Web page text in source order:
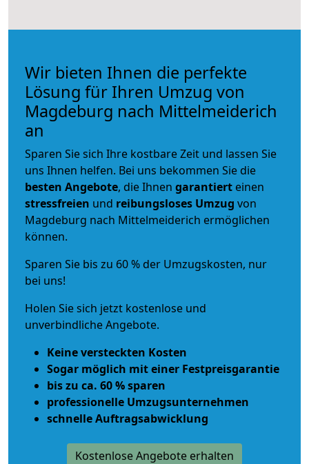
Wir bieten Ihnen die perfekte
Lösung für Ihren Umzug von
Magdeburg nach Mittelmeiderich
an
Sparen Sie sich Ihre kostbare Zeit und lassen Sie
uns Ihnen helfen. Bei uns bekommen Sie die
besten Angebote, die Ihnen garantiert einen
stressfreien und reibungsloses Umzug von
Magdeburg nach Mittelmeiderich ermöglichen
können.
Sparen Sie bis zu 60 % der Umzugskosten, nur
bei uns!
Holen Sie sich jetzt kostenlose und
unverbindliche Angebote.
Keine versteckten Kosten
Sogar möglich mit einer Festpreisgarantie
bis zu ca. 60 % sparen
professionelle Umzugsunternehmen
schnelle Auftragsabwicklung
Kostenlose Angebote erhalten